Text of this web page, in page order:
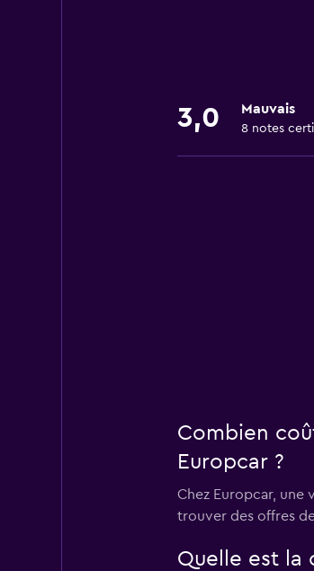
3,0 Mauvais
8 notes
Combien
Europcar ?
Chez Europcar,
trouver des offres
Quelle est la